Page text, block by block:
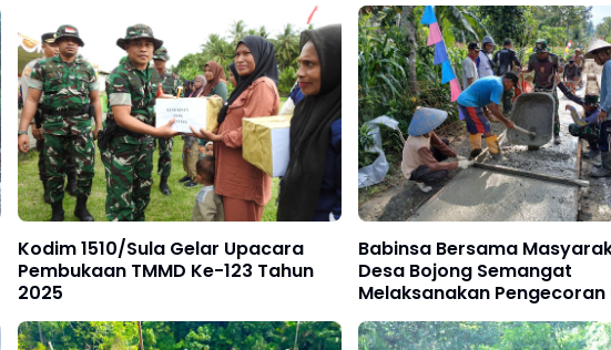
Kodim 1510/Sula Gelar Upacara
Pembukaan TMMD Ke-123 Tahun
2025
Babinsa Bersama
Desa Bojong Semangat
Melaksanakan Pengecoran
Beton